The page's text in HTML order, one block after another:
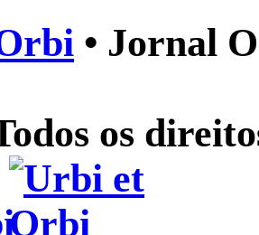
• Jornal
os